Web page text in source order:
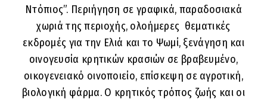
Ντόπιος”. Περιήγηση σε γραφικά, παραδοσιακά
χωριά της περιοχής, ολοήμερες θεματικές
εκδρομές για την Ελιά και το Ψωμί, ξενάγηση και
οινογευσία κρητικών κρασιών σε βραβευμένο,
οικογενειακό οινοποιείο, επίσκεψη σε αγροτική,
βιολογική φάρμα. Ο κρητικός τρόπος ζωής και οι